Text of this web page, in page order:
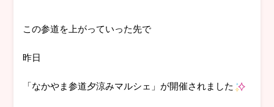
この参道を上がっていった先で
昨日
「なかやま参道夕涼みマルシェ」が開催されました